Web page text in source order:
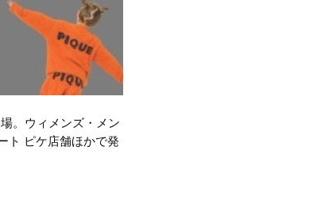
。ウィメンズ・メン
ト ピケ店舗ほかで発